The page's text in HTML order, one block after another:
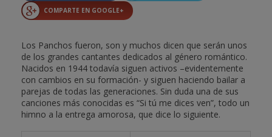
COMPARTE EN GOOGLE+
Los Panchos fueron, son y muchos dicen que serán unos
de los grandes cantantes dedicados al género romántico.
Nacidos en 1944 todavía siguen activos –evidentemente
con cambios en su formación- y siguen haciendo bailar a
parejas de todas las generaciones. Sin duda una de sus
canciones más conocidas es “Si tú me dices ven”, todo un
himno a la entrega amorosa, que dice lo siguiente.